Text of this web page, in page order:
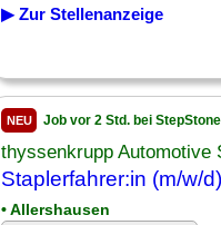
▶ Zur Stellenanzeige
NEU Job vor 2 Std. bei
thyssenkrupp Automotive
Staplerfahrer:in (m/w/
• Allershausen